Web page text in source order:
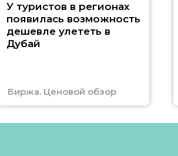
У туристов в регионах
появилась возможность
дешевле улететь в
Дубай
Биржа. Ценовой обзор